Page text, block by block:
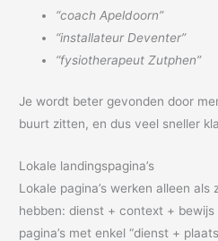
“coach Apeldoorn”
“installateur Deventer”
“fysiotherapeut Zutphen”
Je wordt beter gevonden door
buurt zitten, en dus veel sneller
Lokale landingspagina’s
Lokale pagina’s werken alleen
hebben: dienst + context + bewijs
pagina’s met enkel “dienst +